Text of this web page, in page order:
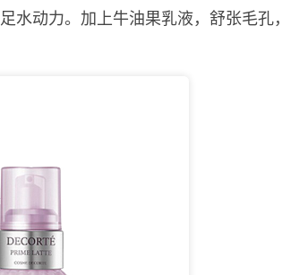
水动力。加上牛油果乳液，舒张毛孔，